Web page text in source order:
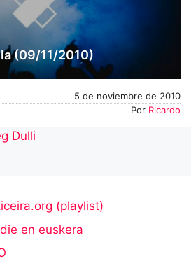
(09/11/2010)
5 de noviembre de 2010
Por Ricardo
Dulli
(playlist)
en euskera